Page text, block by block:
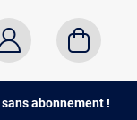
sans abonnement !